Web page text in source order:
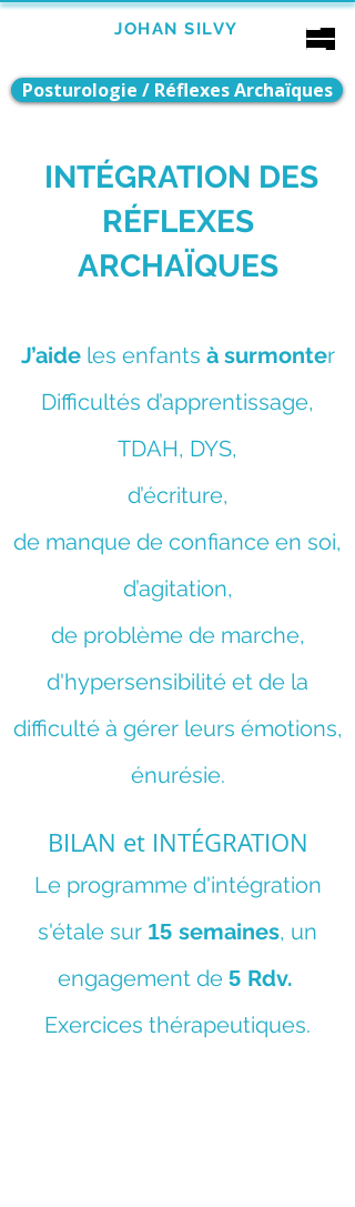
JOHAN SILVY
Posturologie / Réflexes Archaïques
INTÉGRATION DES
RÉFLEXES
ARCHAÏQUES
J’aide les enfants à surmonter
Difficultés d’apprentissage,
TDAH, DYS,
d’écriture,
de manque de confiance en soi,
d’agitation,
de problème de marche,
d'hypersensibilité et de la
difficulté à gérer leurs émotions,
énurésie.
BILAN et INTÉGRATION
Le programme d'intégration
s'étale sur 15 semaines, un
engagement de 5 Rdv.
Exercices thérapeutiques.